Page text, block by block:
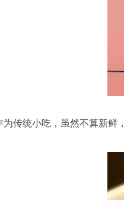
统小吃，虽然不算新鲜，